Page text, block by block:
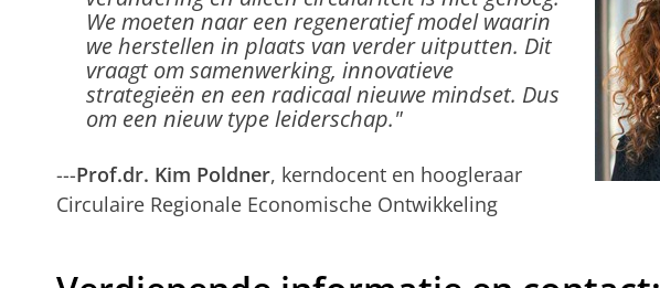
We moeten naar een regeneratief model waarin
we herstellen in plaats van verder uitputten. Dit
vraagt om samenwerking, innovatieve
strategieën en een radicaal nieuwe mindset. Dus
om een nieuw type leiderschap."
---Prof.dr. Kim Poldner, kerndocent en hoogleraar
Circulaire Regionale Economische Ontwikkeling